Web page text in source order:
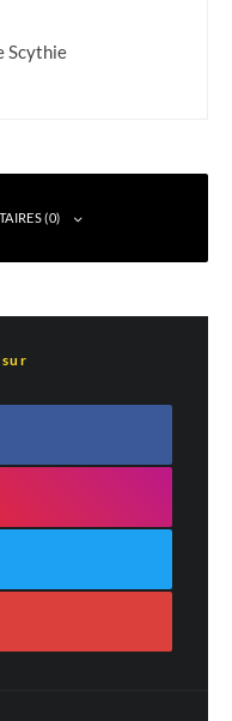
Scythie
(0)